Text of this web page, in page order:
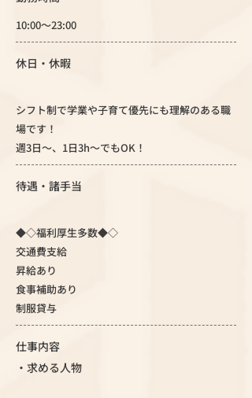
10:00～23:00
休日・休暇
シフト制で学業や子育て優先にも理解のある職
場です！
週3日～、1日3h～でもOK！
待遇・諸手当
◆◇福利厚生多数◆◇
交通費支給
昇給あり
食事補助あり
制服貸与
仕事内容
・求める人物